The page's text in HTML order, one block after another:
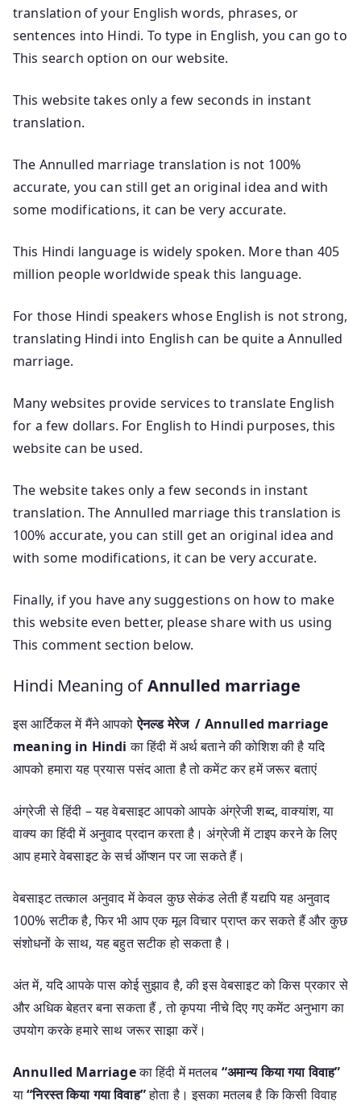
translation of your English words, phrases, or
sentences into Hindi. To type in English, you can go to
This search option on our website.
This website takes only a few seconds in instant
translation.
The Annulled marriage translation is not 100%
accurate, you can still get an original idea and with
some modifications, it can be very accurate.
This Hindi language is widely spoken. More than 405
million people worldwide speak this language.
For those Hindi speakers whose English is not strong,
translating Hindi into English can be quite a Annulled
marriage.
Many websites provide services to translate English
for a few dollars. For English to Hindi purposes, this
website can be used.
The website takes only a few seconds in instant
translation. The Annulled marriage this translation is
100% accurate, you can still get an original idea and
with some modifications, it can be very accurate.
Finally, if you have any suggestions on how to make
this website even better, please share with us using
This comment section below.
Hindi Meaning ofAnnulled marriage
इस आर्टिकल में मैंने आपकोऐनल्ड मेरेज / Annulled marriage
meaning in Hindiका हिंदी में अर्थ बताने की कोशिश की है यदि
आपको हमारा यह प्रयास पसंद आता है तो कमेंट कर हमें जरूर बताएं
अंग्रेजी से हिंदी – यह वेबसाइट आपको आपके अंग्रेजी शब्द, वाक्यांश, या
वाक्य का हिंदी में अनुवाद प्रदान करता है। अंग्रेजी में टाइप करने के लिए
आप हमारे वेबसाइट के सर्च ऑप्शन पर जा सकते हैं।
वेबसाइट तत्काल अनुवाद में केवल कुछ सेकंड लेती हैं यद्यपि यह अनुवाद
100% सटीक है, फिर भी आप एक मूल विचार प्राप्त कर सकते हैं और कुछ
संशोधनों के साथ, यह बहुत सटीक हो सकता है।
अंत में, यदि आपके पास कोई सुझाव है, की इस वेबसाइट को किस प्रकार से
और अधिक बेहतर बना सकता हैं , तो कृपया नीचे दिए गए कमेंट अनुभाग का
उपयोग करके हमारे साथ जरूर साझा करें।
Annulled Marriageका हिंदी में मतलब “अमान्य किया गया विवाह”
या“निरस्त किया गया विवाह”होता है। इसका मतलब है कि किसी विवाह